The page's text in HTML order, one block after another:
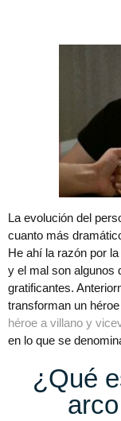
La evolución del
cuanto más
He ahí la razón por
y el mal son algunos
gratificantes.
transforman un
héroe a villano y
en lo que se
¿Qué